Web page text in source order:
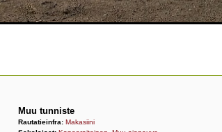
Muu tunniste
Rautatieinfra: Makasiini